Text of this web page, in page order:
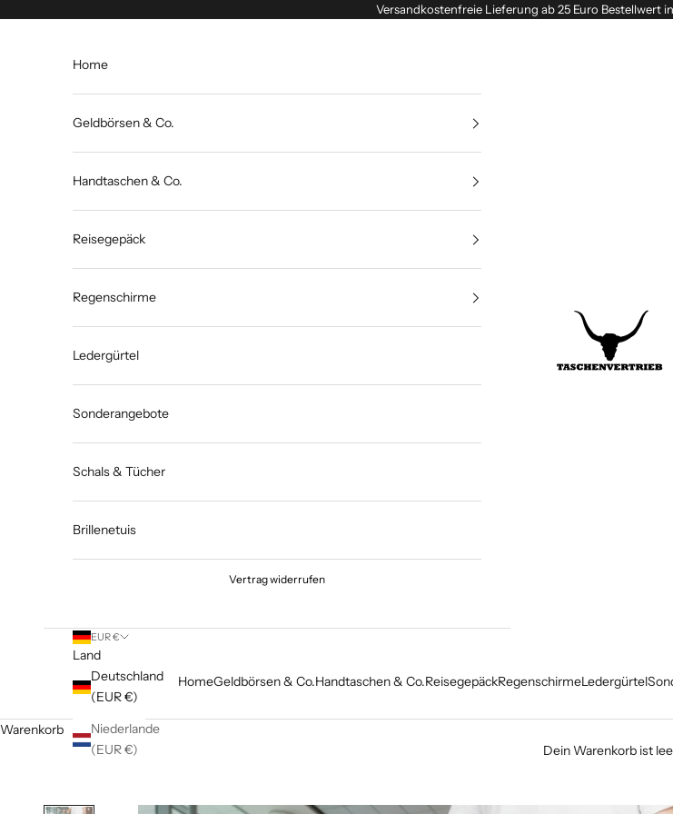
Versandkostenfreie Lieferung ab 25 Euro Bestellwert
Taschenvertrieb
HomeGeldbörsen & Co.Handtaschen & Co.ReisegepäckRegenschirmeLedergürtel
Home
Geldbörsen & Co.
Handtaschen & Co.
Reisegepäck
Regenschirme
Ledergürtel
Sonderangebote
Schals & Tücher
Brillenetuis
Vertrag widerrufen
EUR €
Land
Deutschland
(EUR €)
Niederlande
(EUR €)
Warenkorb
Dein Warenkorb ist